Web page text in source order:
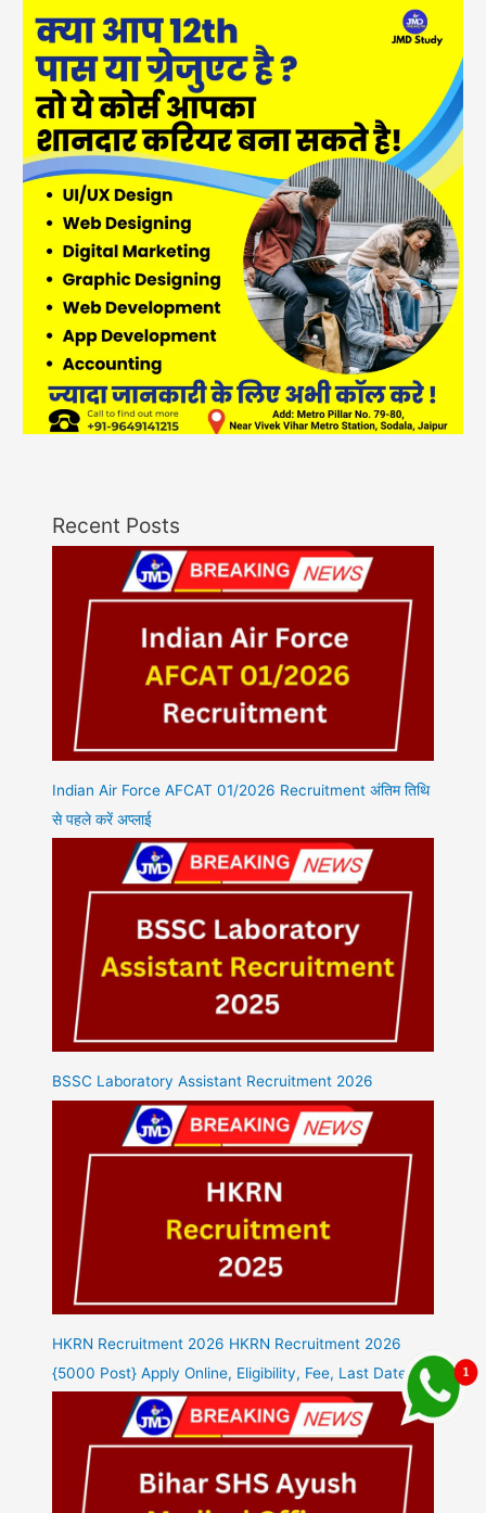
Recent Posts
Indian Air Force AFCAT 01/2026 Recruitment अंतिम तिथि
से पहले करें अप्लाई
BSSC Laboratory Assistant Recruitment 2026
HKRN Recruitment 2026 HKRN Recruitment 2026
{5000 Post} Apply Online, Eligibility, Fee, Last Date